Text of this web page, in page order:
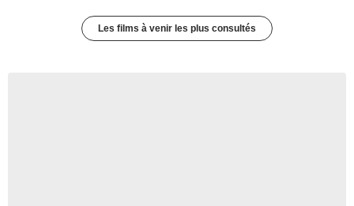
Les films à venir les plus consultés